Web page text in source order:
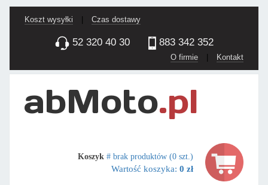
Koszt wysyłki Czas dostawy
52 320 40 30 883 342 352
O firmie | Kontakt
Koszyk # brak produktów (0 szt.)
Wartość koszyka: 0 zł